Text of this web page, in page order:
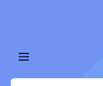
MENI